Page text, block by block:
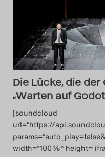
Das
Das
Das
Das
Das
Das
Die Lücke, die
„Warten auf
[soundcloud
url=“https://
width=“100%“ height=